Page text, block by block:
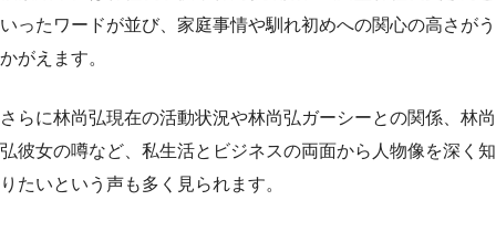
いったワードが並び、家庭事情や馴れ初めへの関心の高さがう
かがえます。
さらに林尚弘現在の活動状況や林尚弘ガーシーとの関係、林尚
弘彼女の噂など、私生活とビジネスの両面から人物像を深く知
りたいという声も多く見られます。